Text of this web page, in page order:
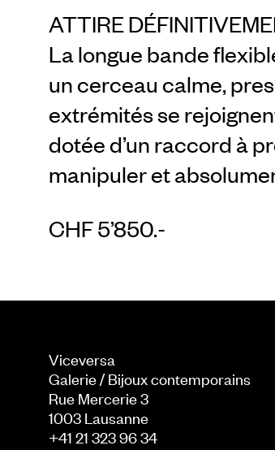
ATTIRE
La longue bande
un cerceau calme,
extrémités se
dotée d’un raccord à
manipuler et
CHF 5’850.-
Viceversa
Galerie / Bijoux contemporains
Rue Mercerie 3
1003 Lausanne
+41 21 323 96 34